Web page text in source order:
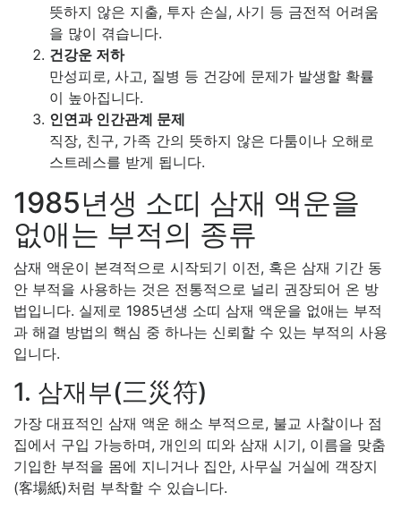
뜻하지 않은 지출, 투자 손실, 사기 등 금전적 어려움
을 많이 겪습니다.
건강운 저하
만성피로, 사고, 질병 등 건강에 문제가 발생할 확률
이 높아집니다.
인연과 인간관계 문제
직장, 친구, 가족 간의 뜻하지 않은 다툼이나 오해로
스트레스를 받게 됩니다.
1985년생 소띠 삼재 액운을
없애는 부적의 종류
삼재 액운이 본격적으로 시작되기 이전, 혹은 삼재 기간 동
안 부적을 사용하는 것은 전통적으로 널리 권장되어 온 방
법입니다. 실제로 1985년생 소띠 삼재 액운을 없애는 부적
과 해결 방법의 핵심 중 하나는 신뢰할 수 있는 부적의 사용
입니다.
1. 삼재부(三災符)
가장 대표적인 삼재 액운 해소 부적으로, 불교 사찰이나 점
집에서 구입 가능하며, 개인의 띠와 삼재 시기, 이름을 맞춤
기입한 부적을 몸에 지니거나 집안, 사무실 거실에 객장지
(客場紙)처럼 부착할 수 있습니다.